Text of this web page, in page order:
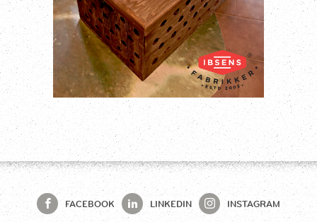
FACEBOOK LINKEDIN INSTAGRAM